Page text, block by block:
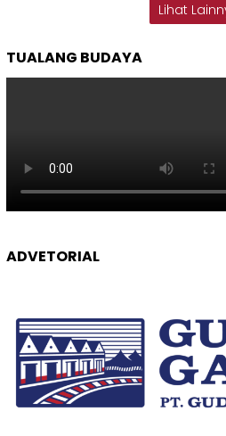
Lihat
TUALANG BUDAYA
ADVETORIAL